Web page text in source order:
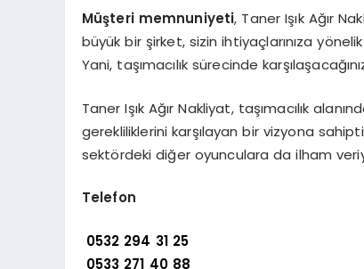
Müşteri memnuniyeti, Taner Işık Ağır
büyük bir şirket, sizin ihtiyaçlarınıza
Yani, taşımacılık sürecinde
Taner Işık Ağır Nakliyat, taşımacılık
gerekliliklerini karşılayan bir vizyona
sektördeki diğer oyunculara da ilham
Telefon
0532 294 31 25
0533 271 40 88